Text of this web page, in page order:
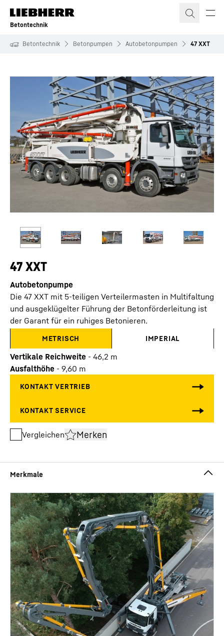
Zum Inhalt springen
Betontechnik
Betontechnik Betonpumpen Autobetonpumpen 47 XXT
47 XXT
Autobetonpumpe
Die 47 XXT mit 5-teiligen Verteilermasten in Multifaltung
und ausgeklügelter Führung der Betonförderleitung ist
der Garant für ein ruhiges Betonieren.
METRISCH IMPERIAL
Vertikale Reichweite - 46,2 m
Ausfalthöhe - 9,60 m
Vergleichen Merken